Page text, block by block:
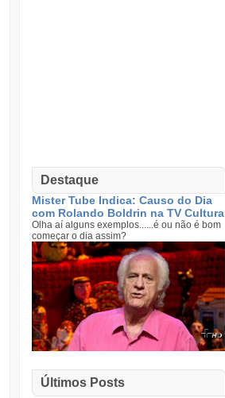
Destaque
Mister Tube Indica: Causo do Dia
com Rolando Boldrin na TV Cultura
Olha aí alguns exemplos......é ou não é bom
começar o dia assim?
Últimos Posts